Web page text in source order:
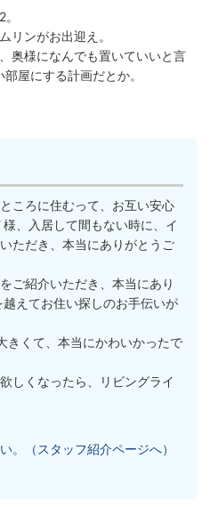
リンがお出迎え。
奥様になんでも置いていいと言
屋にする計画だとか。
ころに住むって、お互い安心
、入居して間もない時に、イ
ただき、本当にありがとうご
ご紹介いただき、本当にあり
えてお住い探しのお手伝いが
きくて、本当にかわいかったで
しくなったら、リビングライ
。（スタッフ紹介ページへ）